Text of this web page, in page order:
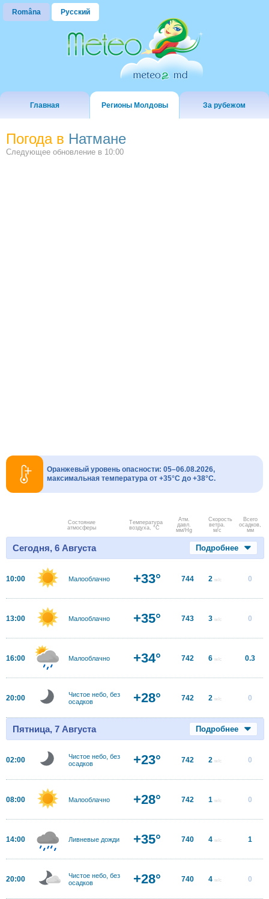
Româna Русский
Главная Регионы Молдовы За рубежом
Погода в Hатмане
Следующее обновление в 10:00
Оранжевый уровень опасности: 05–06.08.2026,
максимальная температура от +35°C до +38°C.
Состояние
атмосферы
Температура
воздуха, °C
Атм.
давл.
мм/Hg
Скорость
ветра.
м/с
Всего
осадков,
мм
Сегодня, 6 Августа Подробнее
10:00 Малооблачно +33° 744 2 м/с 0
13:00 Малооблачно +35° 743 3 м/с 0
16:00 Малооблачно +34° 742 6 м/с 0.3
20:00
Чистое небо, без
осадков
+28° 742 2 м/с 0
Пятница, 7 Августа Подробнее
02:00
Чистое небо, без
осадков
+23° 742 2 м/с 0
08:00 Малооблачно +28° 742 1 м/с 0
14:00 Ливневые дожди +35° 740 4 м/с 1
20:00
Чистое небо, без
осадков
+28° 740 4 м/с 0